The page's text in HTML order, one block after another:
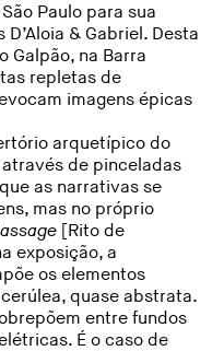
Paulo para sua
& Gabriel. Desta
Galpão, na Barra
repletas de
imagens épicas
arquetípico do
de pinceladas
as narrativas se
mas no próprio
[Rito de
exposição, a
os elementos
quase abstrata.
entre fundos
É o caso de